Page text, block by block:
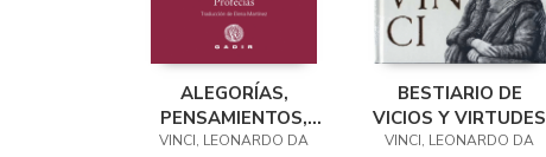
ALEGORÍAS,
PENSAMIENTOS,
PROFECÍAS
VINCI, LEONARDO DA
BESTIARIO DE
VICIOS Y VIRTUDES
VINCI, LEONARDO DA